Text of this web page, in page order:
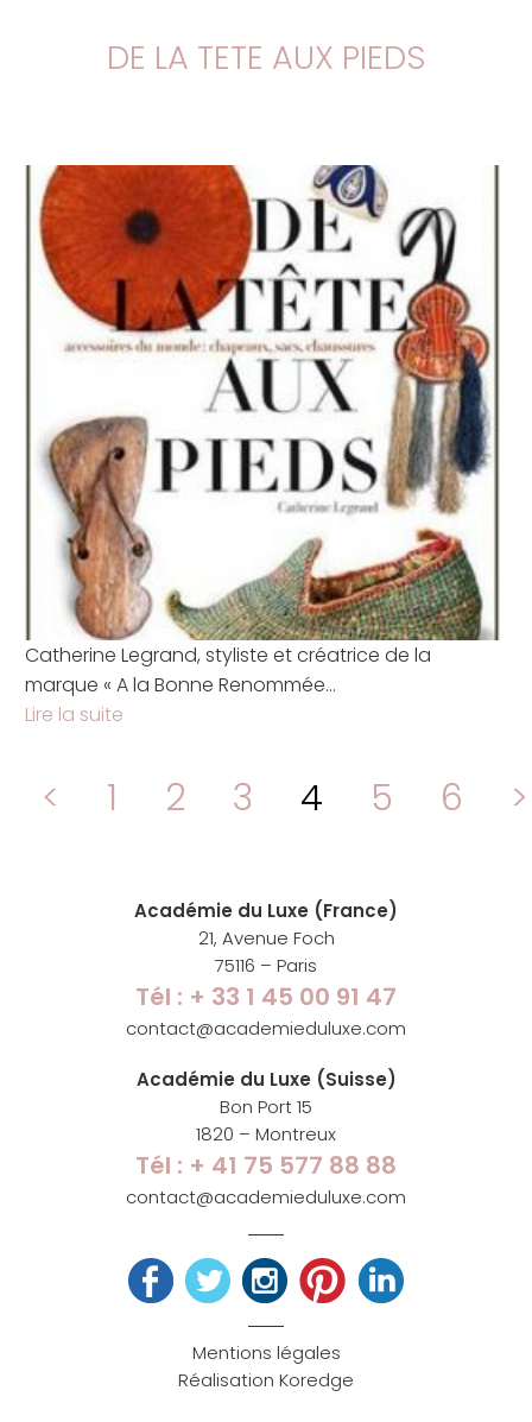
DE LA TETE AUX PIEDS
Catherine Legrand, styliste et créatrice de la
marque « A la Bonne Renommée...
Lire la suite
< 1 2 3 4 5 6 >
Académie du Luxe (France)
21, Avenue Foch
75116 – Paris
Tél : + 33 1 45 00 91 47
contact@academieduluxe.com
Académie du Luxe (Suisse)
Bon Port 15
1820 – Montreux
Tél : + 41 75 577 88 88
contact@academieduluxe.com
Mentions légales
Réalisation Koredge